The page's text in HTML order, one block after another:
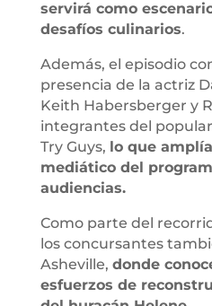
servirá como
desafíos culinarios.
Además, el episodio
presencia de la actriz
Keith Habersberger y
integrantes del
Try Guys, lo que
mediático del
audiencias.
Como parte del
los concursantes
Asheville, donde
esfuerzos de